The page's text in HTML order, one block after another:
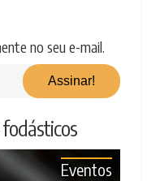
no seu e-mail.
Eventos